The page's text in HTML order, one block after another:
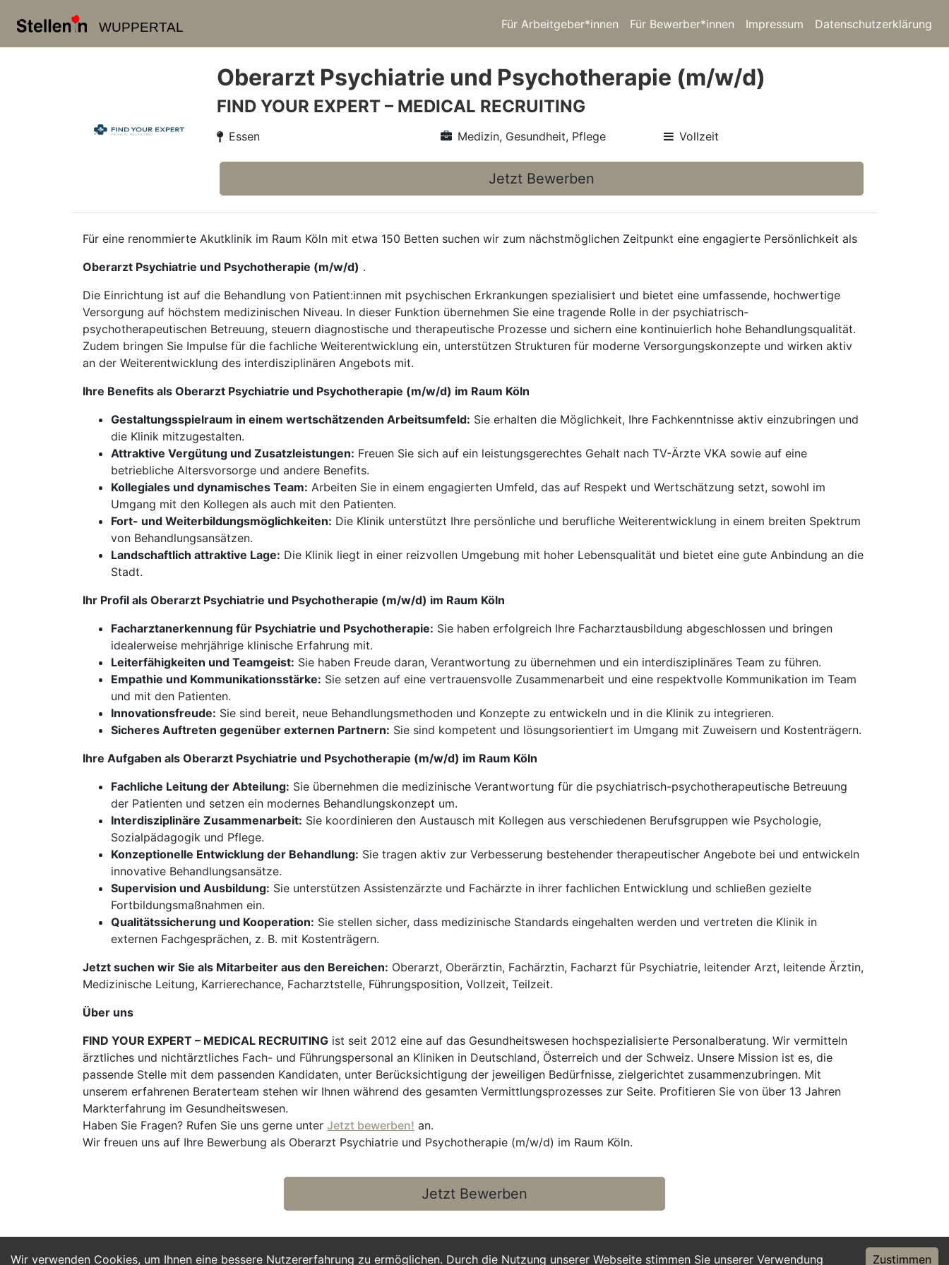
WUPPERTAL Für Arbeitgeber*innen Für Bewerber*innen Impressum Datenschutzerklärung
Wir verwenden Cookies, um Ihnen eine bessere Nutzererfahrung zu ermöglichen. Durch die Nutzung unserer Webseite stimmen Sie unserer Verwendung Zustimmen
Oberarzt Psychiatrie und Psychotherapie (m/w/d)
FIND YOUR EXPERT – MEDICAL RECRUITING
Essen Medizin, Gesundheit, Pflege Vollzeit
Jetzt Bewerben
Für eine renommierte Akutklinik im Raum Köln mit etwa 150 Betten suchen wir zum nächstmöglichen Zeitpunkt eine engagierte Persönlichkeit als
Oberarzt Psychiatrie und Psychotherapie (m/w/d) .
Die Einrichtung ist auf die Behandlung von Patient:innen mit psychischen Erkrankungen spezialisiert und bietet eine umfassende, hochwertige
Versorgung auf höchstem medizinischen Niveau. In dieser Funktion übernehmen Sie eine tragende Rolle in der psychiatrisch-
psychotherapeutischen Betreuung, steuern diagnostische und therapeutische Prozesse und sichern eine kontinuierlich hohe Behandlungsqualität.
Zudem bringen Sie Impulse für die fachliche Weiterentwicklung ein, unterstützen Strukturen für moderne Versorgungskonzepte und wirken aktiv
an der Weiterentwicklung des interdisziplinären Angebots mit.
Ihre Benefits als Oberarzt Psychiatrie und Psychotherapie (m/w/d) im Raum Köln
Gestaltungsspielraum in einem wertschätzenden Arbeitsumfeld: Sie erhalten die Möglichkeit, Ihre Fachkenntnisse aktiv einzubringen und
die Klinik mitzugestalten.
Attraktive Vergütung und Zusatzleistungen: Freuen Sie sich auf ein leistungsgerechtes Gehalt nach TV-Ärzte VKA sowie auf eine
betriebliche Altersvorsorge und andere Benefits.
Kollegiales und dynamisches Team: Arbeiten Sie in einem engagierten Umfeld, das auf Respekt und Wertschätzung setzt, sowohl im
Umgang mit den Kollegen als auch mit den Patienten.
Fort- und Weiterbildungsmöglichkeiten: Die Klinik unterstützt Ihre persönliche und berufliche Weiterentwicklung in einem breiten Spektrum
von Behandlungsansätzen.
Landschaftlich attraktive Lage: Die Klinik liegt in einer reizvollen Umgebung mit hoher Lebensqualität und bietet eine gute Anbindung an die
Stadt.
Ihr Profil als Oberarzt Psychiatrie und Psychotherapie (m/w/d) im Raum Köln
Facharztanerkennung für Psychiatrie und Psychotherapie: Sie haben erfolgreich Ihre Facharztausbildung abgeschlossen und bringen
idealerweise mehrjährige klinische Erfahrung mit.
Leiterfähigkeiten und Teamgeist: Sie haben Freude daran, Verantwortung zu übernehmen und ein interdisziplinäres Team zu führen.
Empathie und Kommunikationsstärke: Sie setzen auf eine vertrauensvolle Zusammenarbeit und eine respektvolle Kommunikation im Team
und mit den Patienten.
Innovationsfreude: Sie sind bereit, neue Behandlungsmethoden und Konzepte zu entwickeln und in die Klinik zu integrieren.
Sicheres Auftreten gegenüber externen Partnern: Sie sind kompetent und lösungsorientiert im Umgang mit Zuweisern und Kostenträgern.
Ihre Aufgaben als Oberarzt Psychiatrie und Psychotherapie (m/w/d) im Raum Köln
Fachliche Leitung der Abteilung: Sie übernehmen die medizinische Verantwortung für die psychiatrisch-psychotherapeutische Betreuung
der Patienten und setzen ein modernes Behandlungskonzept um.
Interdisziplinäre Zusammenarbeit: Sie koordinieren den Austausch mit Kollegen aus verschiedenen Berufsgruppen wie Psychologie,
Sozialpädagogik und Pflege.
Konzeptionelle Entwicklung der Behandlung: Sie tragen aktiv zur Verbesserung bestehender therapeutischer Angebote bei und entwickeln
innovative Behandlungsansätze.
Supervision und Ausbildung: Sie unterstützen Assistenzärzte und Fachärzte in ihrer fachlichen Entwicklung und schließen gezielte
Fortbildungsmaßnahmen ein.
Qualitätssicherung und Kooperation: Sie stellen sicher, dass medizinische Standards eingehalten werden und vertreten die Klinik in
externen Fachgesprächen, z. B. mit Kostenträgern.
Jetzt suchen wir Sie als Mitarbeiter aus den Bereichen: Oberarzt, Oberärztin, Fachärztin, Facharzt für Psychiatrie, leitender Arzt, leitende Ärztin,
Medizinische Leitung, Karrierechance, Facharztstelle, Führungsposition, Vollzeit, Teilzeit.
Über uns
FIND YOUR EXPERT – MEDICAL RECRUITING ist seit 2012 eine auf das Gesundheitswesen hochspezialisierte Personalberatung. Wir vermitteln
ärztliches und nichtärztliches Fach- und Führungspersonal an Kliniken in Deutschland, Österreich und der Schweiz. Unsere Mission ist es, die
passende Stelle mit dem passenden Kandidaten, unter Berücksichtigung der jeweiligen Bedürfnisse, zielgerichtet zusammenzubringen. Mit
unserem erfahrenen Beraterteam stehen wir Ihnen während des gesamten Vermittlungsprozesses zur Seite. Profitieren Sie von über 13 Jahren
Markterfahrung im Gesundheitswesen.
Haben Sie Fragen? Rufen Sie uns gerne unter Jetzt bewerben! an.
Wir freuen uns auf Ihre Bewerbung als Oberarzt Psychiatrie und Psychotherapie (m/w/d) im Raum Köln.
Jetzt Bewerben